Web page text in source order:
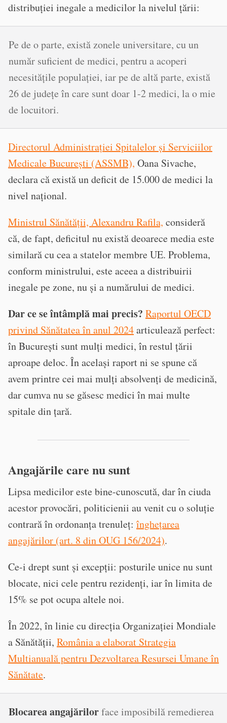
distribuției inegale a medicilor la nivelul țării:
Pe de o parte, există zonele universitare, cu un
număr suficient de medici, pentru a acoperi
necesitățile populației, iar pe de altă parte, există
26 de județe în care sunt doar 1-2 medici, la o mie
de locuitori.
Directorul Administrației Spitalelor și Serviciilor
Medicale București (ASSMB), Oana Sivache,
declara că există un deficit de 15.000 de medici la
nivel național.
Ministrul Sănătății, Alexandru Rafila, consideră
că, de fapt, deficitul nu există deoarece media este
similară cu cea a statelor membre UE. Problema,
conform ministrului, este aceea a distribuirii
inegale pe zone, nu și a numărului de medici.
Dar ce se întâmplă mai precis? Raportul OECD
privind Sănătatea în anul 2024articulează perfect:
în București sunt mulți medici, în restul țării
aproape deloc. În același raport ni se spune că
avem printre cei mai mulți absolvenți de medicină,
dar cumva nu se găsesc medici în mai multe
spitale din țară.
Angajările care nu sunt
Lipsa medicilor este bine-cunoscută, dar în ciuda
acestor provocări, politicienii au venit cu o soluție
contrară în ordonanța trenuleț:înghețarea
angajărilor (art. 8 din OUG 156/2024).
Ce-i drept sunt și excepții: posturile unice nu sunt
blocate, nici cele pentru rezidenți, iar în limita de
15% se pot ocupa altele noi.
În 2022, în linie cu direcția Organizației Mondiale
a Sănătății, România a elaborat Strategia
Multianuală pentru Dezvoltarea Resursei Umane în
Sănătate.
Blocarea angajărilorface imposibilă remedierea